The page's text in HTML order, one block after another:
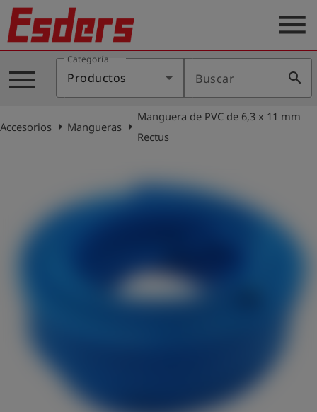
Productos
Blog
Aplicaciones
Contacto
menu
menu
Categoría
Productos Buscar search
Accesorios arrow_rightManguerasarrow_right
Manguera de PVC de 6,3 x 11 mm
Rectus